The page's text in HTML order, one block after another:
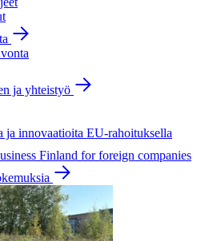
ja yhteistyö
ja innovaatioita EU-rahoituksella
Finland for foreign companies